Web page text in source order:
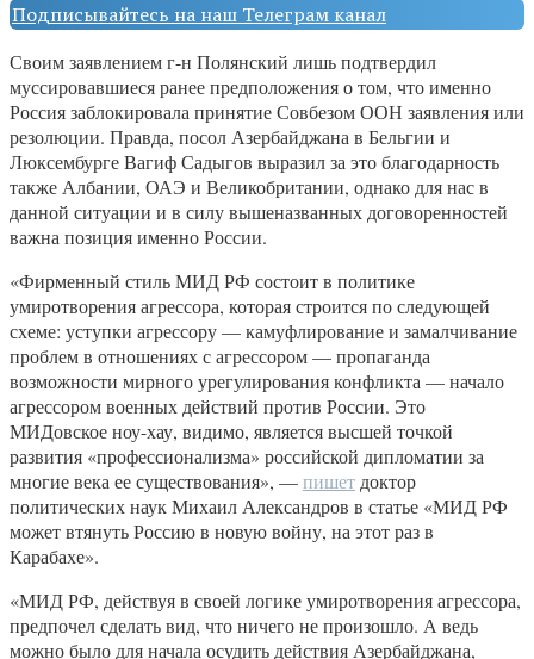
Подписывайтесь на наш Телеграм канал
Своим заявлением г-н Полянский лишь подтвердил
муссировавшиеся ранее предположения о том, что именно
Россия заблокировала принятие Совбезом ООН заявления или
резолюции. Правда, посол Азербайджана в Бельгии и
Люксембурге Вагиф Садыгов выразил за это благодарность
также Албании, ОАЭ и Великобритании, однако для нас в
данной ситуации и в силу вышеназванных договоренностей
важна позиция именно России.
«Фирменный стиль МИД РФ состоит в политике
умиротворения агрессора, которая строится по следующей
схеме: уступки агрессору — камуфлирование и замалчивание
проблем в отношениях с агрессором — пропаганда
возможности мирного урегулирования конфликта — начало
агрессором военных действий против России. Это
МИДовское ноу-хау, видимо, является высшей точкой
развития «профессионализма» российской дипломатии за
многие века ее существования», —пишет доктор
политических наук Михаил Александров в статье «МИД РФ
может втянуть Россию в новую войну, на этот раз в
Карабахе».
«МИД РФ, действуя в своей логике умиротворения агрессора,
предпочел сделать вид, что ничего не произошло. А ведь
можно было для начала осудить действия Азербайджана,